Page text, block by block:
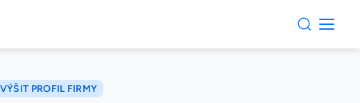
PROFIL FIRMY